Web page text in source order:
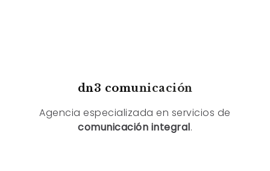
dn3 comunicación
Agencia especializada en servicios de
comunicación integral.